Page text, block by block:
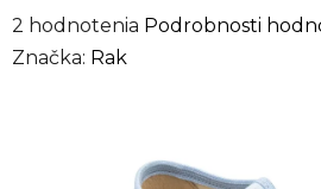
Priemerné
hodnotenie
2 hodnotenia Podrobnosti
Značka: Rak